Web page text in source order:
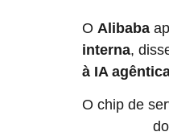
O Alibaba
interna,
à IA
O chip de